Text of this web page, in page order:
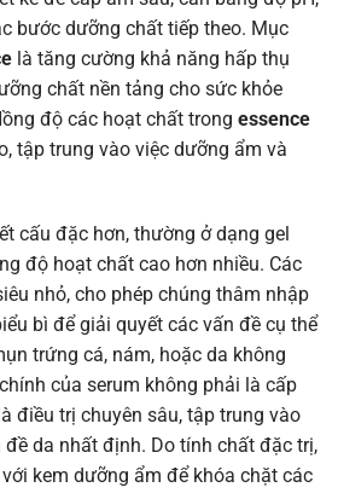
bước dưỡng chất tiếp theo. Mục
là tăng cường khả năng hấp thụ
chất nền tảng cho sức khỏe
độ các hoạt chất trong essence
tập trung vào việc dưỡng ẩm và
cấu đặc hơn, thường ở dạng gel
độ hoạt chất cao hơn nhiều. Các
nhỏ, cho phép chúng thâm nhập
bì để giải quyết các vấn đề cụ thể
trứng cá, nám, hoặc da không
của serum không phải là cấp
điều trị chuyên sâu, tập trung vào
da nhất định. Do tính chất đặc trị,
kem dưỡng ẩm để khóa chặt các